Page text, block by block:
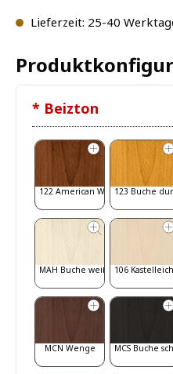
Lieferzeit: 25-40
* Beizton
122 American Walnut123 Buche
MAH Buche weiß gebeizt
106
MCN Wenge MCS Buche